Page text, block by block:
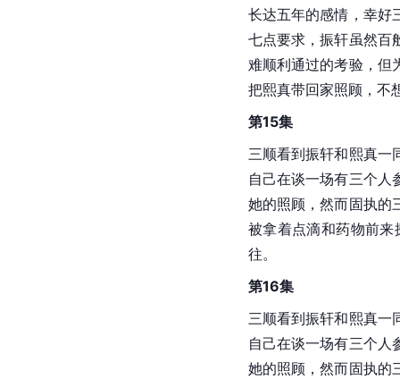
长达五年的感情，幸好
七点要求，振轩虽然百
难顺利通过的考验，但
把熙真带回家照顾，不
第15集
三顺看到振轩和熙真一
自己在谈一场有三个人
她的照顾，然而固执的
被拿着点滴和药物前
往。
第16集
三顺看到振轩和熙真一
自己在谈一场有三个人
她的照顾，然而固执的